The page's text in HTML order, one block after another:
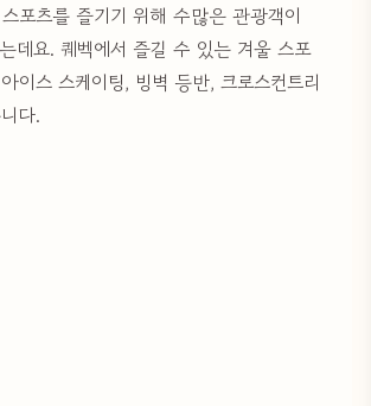
포츠를 즐기기 위해 수많은 관광객이
데요. 퀘벡에서 즐길 수 있는 겨울 스포
이스 스케이팅, 빙벽 등반, 크로스컨트리
다.